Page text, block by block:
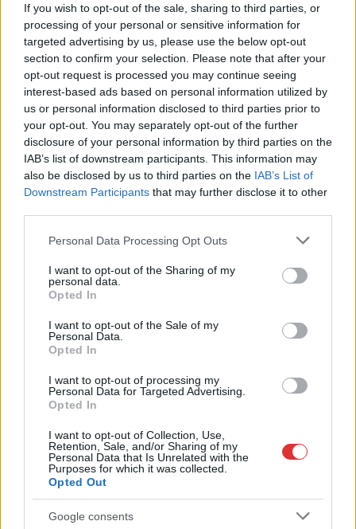
If you wish to opt-out of the sale, sharing to third parties, or
processing of your personal or sensitive information for
targeted advertising by us, please use the below opt-out
section to confirm your selection. Please note that after your
opt-out request is processed you may continue seeing
interest-based ads based on personal information utilized by
us or personal information disclosed to third parties prior to
your opt-out. You may separately opt-out of the further
disclosure of your personal information by third parties on the
IAB’s list of downstream participants. This information may
also be disclosed by us to third parties on the IAB’s List of
Downstream Participants that may further disclose it to other
Please note that this website/app uses one or more Google
not limited to your visit or usage behaviour. You may click to
grant or deny consent to Google and its third-party tags to
use your data for below specified purposes in below Google
consent section.
Personal Data Processing Opt Outs
I want to opt-out of the Sharing of my
personal data.
Opted In
I want to opt-out of the Sale of my
Personal Data.
Opted In
I want to opt-out of processing my
Personal Data for Targeted Advertising.
Opted In
I want to opt-out of Collection, Use,
Retention, Sale, and/or Sharing of my
Personal Data that Is Unrelated with the
Purposes for which it was collected.
Opted Out
Google consents
biztosít az egész
otthonban. Sok
háztartásban azonban
természetesnek veszik, hogy a rendszer működik, ezért a
karbantartás gyakran háttérbe szorul. Pedig a fűtési szezon
végén nem árt egy átfogó ellenőrzést tartani, hogy elkerüljük a
későbbi meghibásodásokat és az energiafogyasztás
növekedését.
TOVÁBB OLVASOM
Egyéb ellenőrzés,fűtés,karbantartás,levegősödés,meghibásodás
padlófűtés ,szivattyú teljesítmény ,termosztát
Milyen cipőt válasszunk a családi kiránduláshoz
– hasznos tanácsok a gondtalan
2026.05.28. Támogatott Tartalom
idő mindig
különösen akkor, ha az
egész családdal indulsz
hogy a közös kalandot
ne rontsa el egy kellemetlen vízhólyag vagy a sajgó láb,